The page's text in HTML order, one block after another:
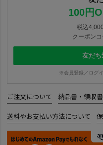
100円
税込
クーポン
友だち
※会員登録／ログ
ご注文について 納品書・領収
送料やお支払い方法について